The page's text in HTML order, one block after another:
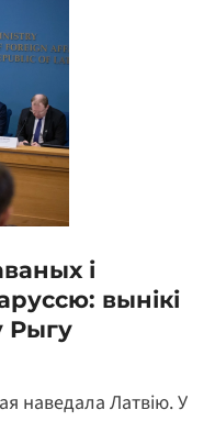
і
вынікі
Рыгу
наведала Латвію. У